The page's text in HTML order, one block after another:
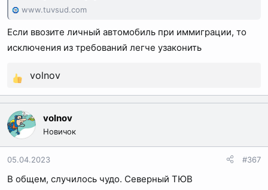
Что ответить им на их вопрос? Что означает это
странное слово Umzugsgut?
хотят? Съездить на мойку, а потом попроситься на
www.tuvsud.com
Если ввозите личный автомобиль при иммиграции, то
исключения из требований легче узаконить
Р
е
а
к
ц
:
volnov
volnov
Новичок
05.04.2023 #367
В общем, случилось чудо. Северный ТЮВ